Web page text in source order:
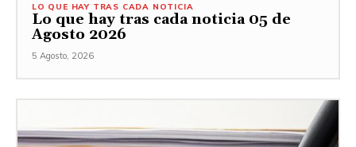
LO QUE HAY TRAS CADA NOTICIA
Lo que hay tras cada noticia 05 de
Agosto 2026
5 Agosto, 2026